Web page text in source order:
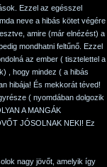
Ezzel az egésszel
neve a hibás kötet végére
amire (már elnézést) a
mondhatni feltűnő. Ezzel
az ember ( tisztelettel a
, hogy mindez ( a hibás
hibája! És mekkorát téved!
( nyomdában dolgozik
A MANGÁK
JÓSOLNAK NEKI! Ez
nagy jövőt, amelyik így